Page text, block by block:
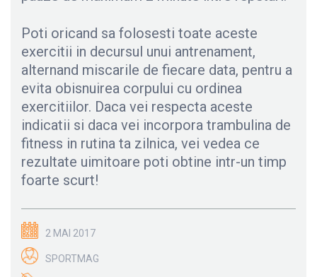
Poti oricand sa folosesti toate aceste
exercitii in decursul unui antrenament,
alternand miscarile de fiecare data, pentru a
evita obisnuirea corpului cu ordinea
exercitiilor. Daca vei respecta aceste
indicatii si daca vei incorpora trambulina de
fitness in rutina ta zilnica, vei vedea ce
rezultate uimitoare poti obtine intr-un timp
foarte scurt!
2 MAI 2017
SPORTMAG